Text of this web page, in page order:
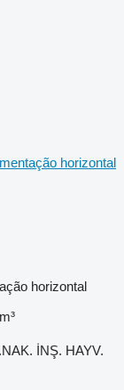
horizontal
horizontal
İNŞ. HAYV.